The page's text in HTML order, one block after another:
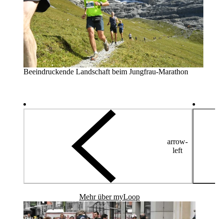
Beeindruckende Landschaft beim Jungfrau-Marathon
arrow-
left
Mehr über myLoop